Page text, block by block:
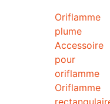
Oriflamme
plume
Accessoire
pour
oriflamme
Oriflamme